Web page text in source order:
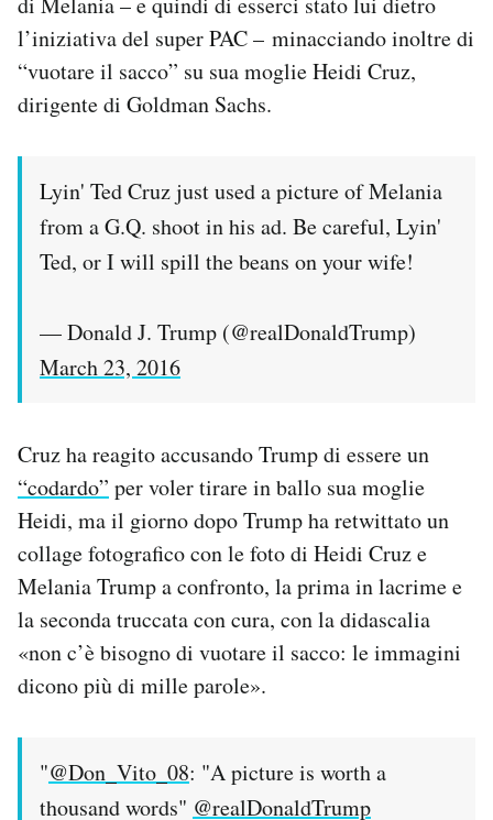
l’iniziativa del super PAC – minacciando inoltre di
“vuotare il sacco” su sua moglie Heidi Cruz,
dirigente di Goldman Sachs.
Lyin' Ted Cruz just used a picture of Melania
from a G.Q. shoot in his ad. Be careful, Lyin'
Ted, or I will spill the beans on your wife!
— Donald J. Trump (@realDonaldTrump)
March 23, 2016
Cruz ha reagito accusando Trump di essere un
“codardo” per voler tirare in ballo sua moglie
Heidi, ma il giorno dopo Trump ha retwittato un
collage fotografico con le foto di Heidi Cruz e
Melania Trump a confronto, la prima in lacrime e
la seconda truccata con cura, con la didascalia
«non c’è bisogno di vuotare il sacco: le immagini
dicono più di mille parole».
"@Don_Vito_08: "A picture is worth a
thousand words" @realDonaldTrump